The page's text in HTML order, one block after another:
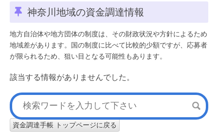
神奈川地域の資金調達情報
地方自治体や地方団体の制度は、その財政状況や方針によるため
地域差があります。国の制度に比べて比較的少額ですが、応募者
が限られるため、狙い目となる可能性もあります。
該当する情報がありませんでした。
資金調達手帳 トップページに戻る